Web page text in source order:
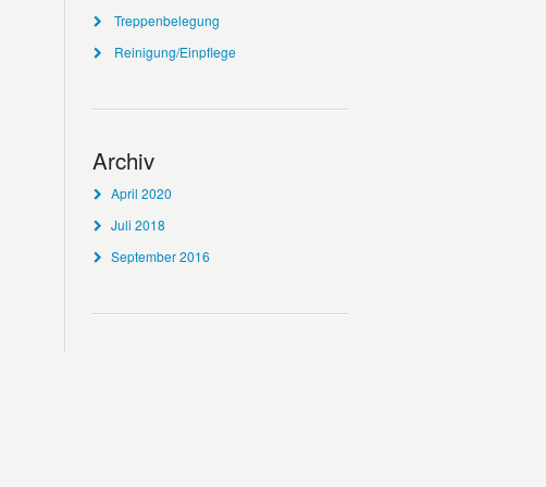
Treppenbelegung
Reinigung/Einpflege
Archiv
April 2020
Juli 2018
September 2016